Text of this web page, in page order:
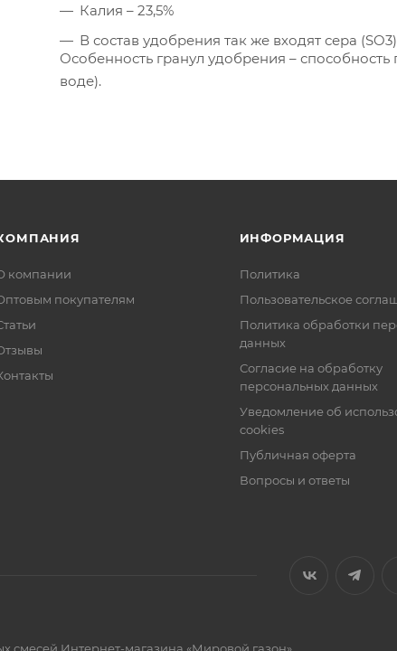
Калия – 23,5%
В состав удобрения так же входят сера
Особенность гранул удобрения –
воде).
компании
покупателям
ИНФОРМАЦИЯ
Политика
Пользовательское
Политика обработки
данных
Согласие на обработку
персональных данных
Уведомление об
cookies
Публичная оферта
Вопросы и ответы